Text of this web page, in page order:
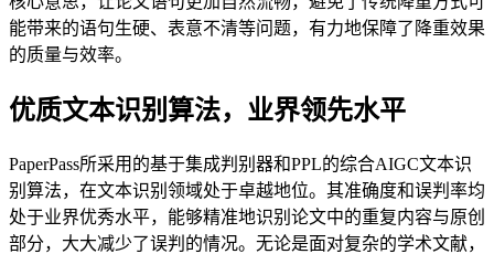
能带来的语句生硬、表意不清等问题，有力地保障了降重效果
的质量与效率。
优质文本识别算法，业界领先水平
PaperPass所采用的基于集成判别器和PPL的综合AIGC文本识
别算法，在文本识别领域处于卓越地位。其准确度和误判率均
处于业界优秀水平，能够精准地识别论文中的重复内容与原创
部分，大大减少了误判的情况。无论是面对复杂的学术文献，